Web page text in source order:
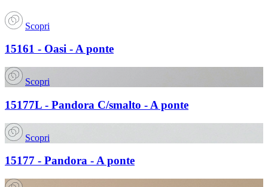
Scopri
15161 - Oasi - A ponte
Scopri
15177L - Pandora C/smalto - A ponte
Scopri
15177 - Pandora - A ponte